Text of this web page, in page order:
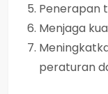
Penerapan
Menjaga
peraturan